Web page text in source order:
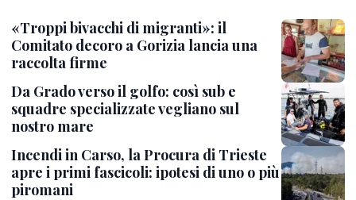
«Troppi bivacchi di migranti»: il
Comitato decoro a Gorizia lancia una
raccolta firme
Da Grado verso il golfo: così sub e
squadre specializzate vegliano sul
nostro mare
Incendi in Carso, la Procura di Trieste
apre i primi fascicoli: ipotesi di uno o più
piromani